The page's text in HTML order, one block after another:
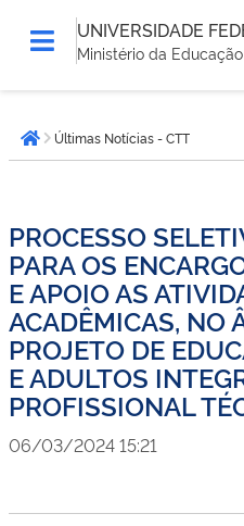
UNIVERSIDADE
Ministério da Educação
está
aqui:Página inicial
Últimas Notícias - CTT
PROCESSO
PARA OS
E APOIO AS
ACADÊMICAS, NO
PROJETO DE
E ADULTOS
PROFISSIONAL
06/03/2024 15:21